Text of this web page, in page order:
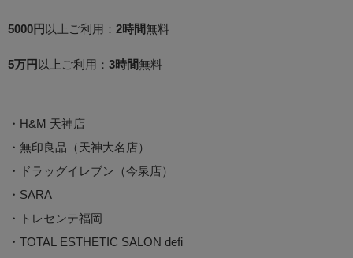
5000円 以上ご利用： 2時間無料
5万円 以上ご利用： 3時間無料
・H&M 天神店
・無印良品（天神大名店）
・ドラッグイレブン（今泉店）
・SARA
・トレセンテ福岡
・TOTAL ESTHETIC SALON defi